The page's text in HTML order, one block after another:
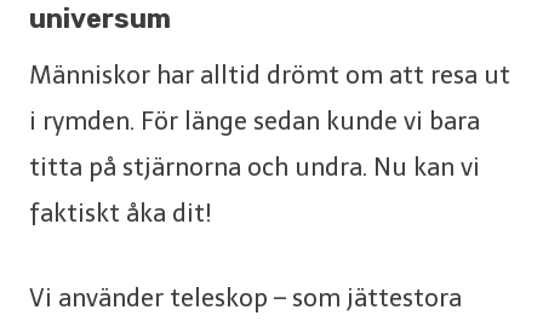
universum
Människor har alltid drömt om att resa ut
i rymden. För länge sedan kunde vi bara
titta på stjärnorna och undra. Nu kan vi
faktiskt åka dit!
Vi använder teleskop – som jättestora